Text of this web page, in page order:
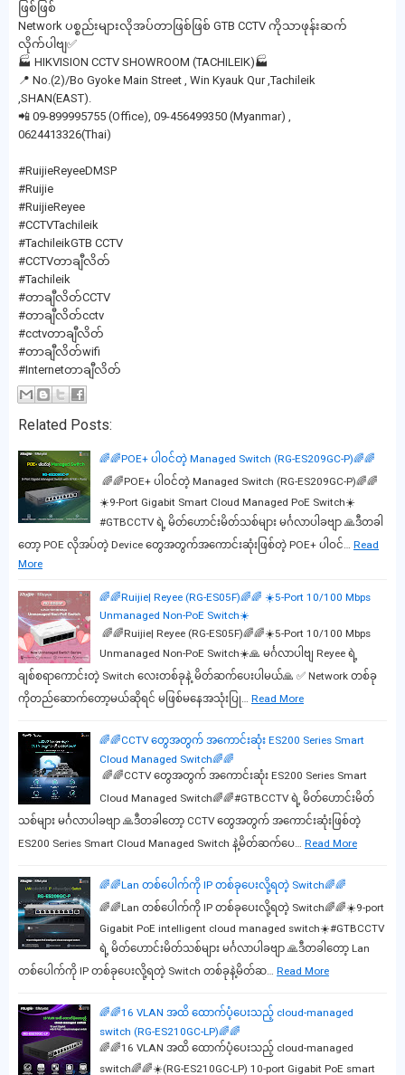
ဖြစ်ဖြစ်
Network ပစ္စည်းများလိုအပ်တာဖြစ်ဖြစ် GTB CCTV ကိုသာဖုန်းဆက်
လိုက်ပါဗျ✅
🏭 HIKVISION CCTV SHOWROOM (TACHILEIK)🏭
📍 No.(2)/Bo Gyoke Main Street , Win Kyauk Qur ,Tachileik
,SHAN(EAST).
📲 09-899995755 (Office), 09-456499350 (Myanmar) ,
0624413326(Thai)
#RuijieReyeeDMSP
#Ruijie
#RuijieReyee
#CCTVTachileik
#TachileikGTB CCTV
#CCTVတာချီလိတ်
#Tachileik
#တာချီလိတ်CCTV
#တာချီလိတ်cctv
#cctvတာချီလိတ်
#တာချီလိတ်wifi
#Internetတာချီလိတ်
Related Posts:
🌈🌈POE+ ပါဝင်တဲ့ Managed Switch (RG-ES209GC-P)🌈🌈
🌈🌈POE+ ပါဝင်တဲ့ Managed Switch (RG-ES209GC-P)🌈🌈
☀️9-Port Gigabit Smart Cloud Managed PoE Switch☀️
#GTBCCTV ရဲ့ မိတ်ဟောင်းမိတ်သစ်များ မင်္ဂလာပါခဗျာ 🙏ဒီတခါ
တော့ POE လိုအပ်တဲ့ Device တွေအတွက်အကောင်းဆုံးဖြစ်တဲ့ POE+ ပါဝင်…
Read
More
🌈🌈Ruijie| Reyee (RG-ES05F)🌈🌈 ☀️5-Port 10/100 Mbps
Unmanaged Non-PoE Switch☀️
🌈🌈Ruijie| Reyee (RG-ES05F)🌈🌈☀️5-Port 10/100 Mbps
Unmanaged Non-PoE Switch☀️🙏 မင်္ဂလာပါဗျ Reyee ရဲ့
ချစ်စရာကောင်းတဲ့ Switch လေးတစ်ခုနဲ့ မိတ်ဆက်ပေးပါမယ်🙏 ✅ Network တစ်ခု
ကိုတည်ဆောက်တော့မယ်ဆိုရင် မဖြစ်မနေအသုံးပြု…
Read More
🌈🌈CCTV တွေအတွက် အကောင်းဆုံး ES200 Series Smart
Cloud Managed Switch🌈🌈
🌈🌈CCTV တွေအတွက် အကောင်းဆုံး ES200 Series Smart
Cloud Managed Switch🌈🌈#GTBCCTV ရဲ့ မိတ်ဟောင်းမိတ်
သစ်များ မင်္ဂလာပါခဗျာ 🙏ဒီတခါတော့ CCTV တွေအတွက် အကောင်းဆုံးဖြစ်တဲ့
ES200 Series Smart Cloud Managed Switch နဲ့မိတ်ဆက်ပေ…
Read More
🌈🌈Lan တစ်‌ပေါက်ကို IP တစ်ခုပေးလို့ရတဲ့ Switch🌈🌈
🌈🌈Lan တစ်‌ပေါက်ကို IP တစ်ခုပေးလို့ရတဲ့ Switch🌈🌈☀️9-port
Gigabit PoE intelligent cloud managed switch☀️#GTBCCTV
ရဲ့ မိတ်ဟောင်းမိတ်သစ်များ မင်္ဂလာပါခဗျာ 🙏ဒီတခါတော့ Lan
တစ်‌ပေါက်ကို IP တစ်ခုပေးလို့ရတဲ့ Switch‌ တစ်ခုနဲ့မိတ်ဆ…
Read More
🌈🌈16 VLAN အထိ ထောက်ပံ့ပေးသည့် cloud-managed
switch (RG-ES210GC-LP)🌈🌈
🌈🌈16 VLAN အထိ ထောက်ပံ့ပေးသည့် cloud-managed
switch🌈🌈☀️(RG-ES210GC-LP) 10-port Gigabit PoE smart